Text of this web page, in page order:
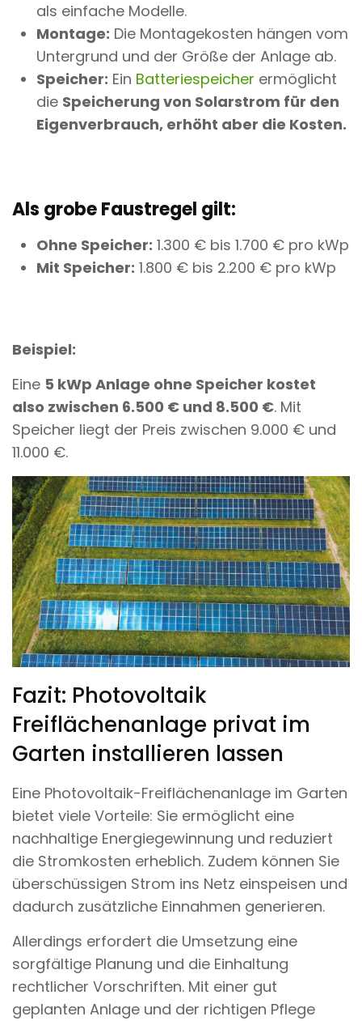
als einfache Modelle.
Montage: Die Montagekosten hängen vom
Untergrund und der Größe der Anlage ab.
Speicher: Ein Batteriespeicher ermöglicht
die Speicherung von Solarstrom für den
Eigenverbrauch, erhöht aber die Kosten.
Als grobe Faustregel gilt:
Ohne Speicher: 1.300 € bis 1.700 € pro kWp
Mit Speicher: 1.800 € bis 2.200 € pro kWp
Beispiel:
Eine 5 kWp Anlage ohne Speicher kostet
also zwischen 6.500 € und 8.500 €. Mit
Speicher liegt der Preis zwischen 9.000 € und
11.000 €.
Fazit: Photovoltaik
Freiflächenanlage privat im
Garten installieren lassen
Eine Photovoltaik-Freiflächenanlage im Garten
bietet viele Vorteile: Sie ermöglicht eine
nachhaltige Energiegewinnung und reduziert
die Stromkosten erheblich. Zudem können Sie
überschüssigen Strom ins Netz einspeisen und
dadurch zusätzliche Einnahmen generieren.
Allerdings erfordert die Umsetzung eine
sorgfältige Planung und die Einhaltung
rechtlicher Vorschriften. Mit einer gut
geplanten Anlage und der richtigen Pflege